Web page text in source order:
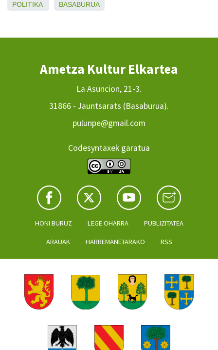
POLITIKA BASABURUA
Ametza Kultur Elkartea
La Asuncion, 21-3.
31866 - Jauntsarats (Basaburua).
pulunpe@gmail.com
Codesyntaxek garatua
HONI BURUZ LEGE OHARRA PUBLIZITATEA
ARAUAK HARREMANETARAKO RSS